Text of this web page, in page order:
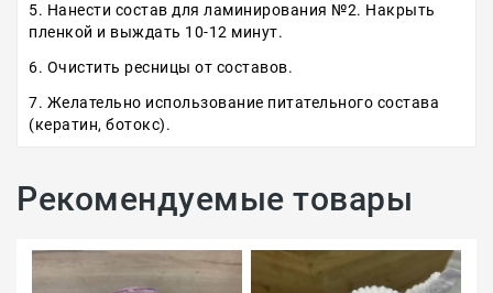
5. Нанести состав для ламинирования №2. Накрыть
пленкой и выждать 10-12 минут.
6. Очистить ресницы от составов.
7. Желательно использование питательного состава
(кератин, ботокс).
Рекомендуемые товары